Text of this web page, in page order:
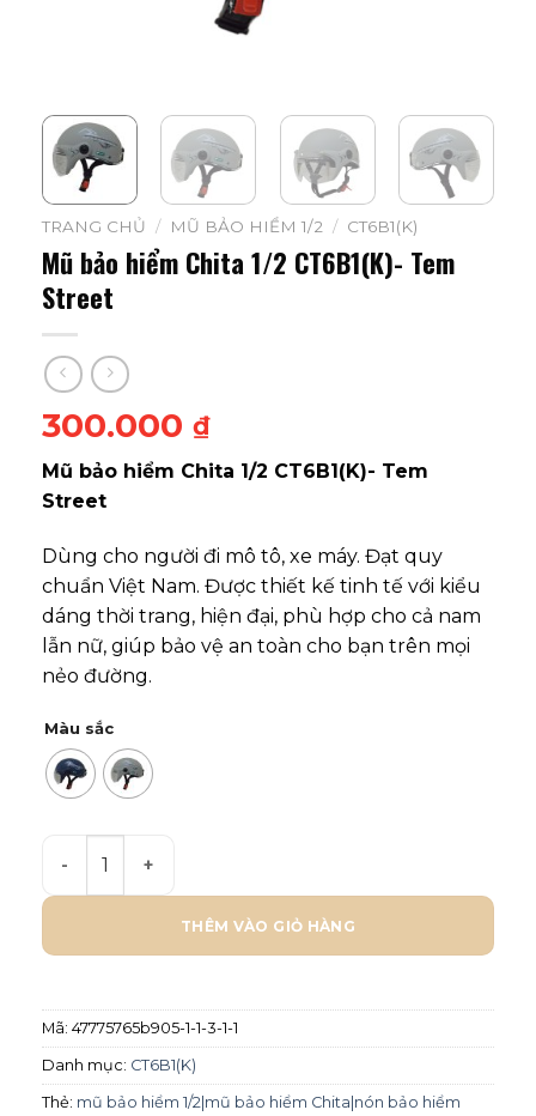
TRANG CHỦ / MŨ BẢO HIỂM 1/2 / CT6B1(K)
Mũ bảo hiểm Chita 1/2 CT6B1(K)- Tem
Street
300.000 ₫
Mũ bảo hiểm Chita 1/2 CT6B1(K)- Tem
Street
Dùng cho người đi mô tô, xe máy. Đạt quy
chuẩn Việt Nam. Được thiết kế tinh tế với kiểu
dáng thời trang, hiện đại, phù hợp cho cả nam
lẫn nữ, giúp bảo vệ an toàn cho bạn trên mọi
nẻo đường.
Màu sắc
THÊM VÀO GIỎ HÀNG
Mã: 47775765b905-1-1-3-1-1
Danh mục: CT6B1(K)
Thẻ: mũ bảo hiểm 1/2|mũ bảo hiểm Chita|nón bảo hiểm